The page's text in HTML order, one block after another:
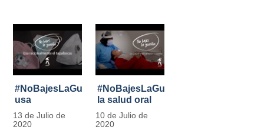
#NoBajesLaGuardia:
usa
racionalmente
el tapabocas
13 de Julio de
2020
#NoBajesLaGuardia:
la salud oral
también
cuenta
10 de Julio de
2020